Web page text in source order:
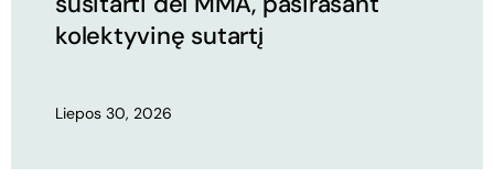
kolektyvinę sutartį
Liepos 30, 2026